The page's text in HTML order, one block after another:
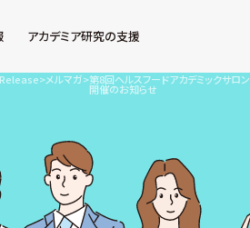
アカデミア研究の支援
>メルマガ>第8回ヘルスフードアカデミックサロン
開催のお知らせ